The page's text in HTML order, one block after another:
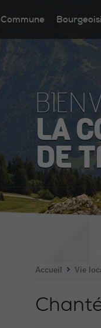
Commune
LA
DE
Accueil > Vie